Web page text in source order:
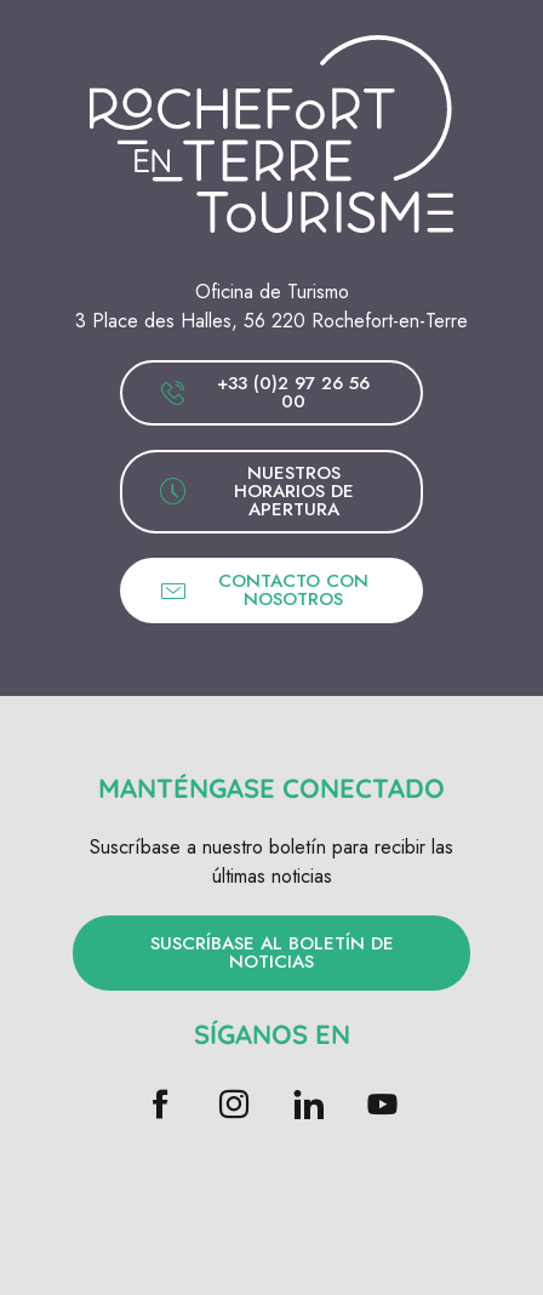
Oficina de Turismo
3 Place des Halles, 56 220 Rochefort-en-Terre
+33 (0)2 97 26 56
00
NUESTROS
HORARIOS DE
APERTURA
CONTACTO CON
NOSOTROS
MANTÉNGASE CONECTADO
Suscríbase a nuestro boletín para recibir las
últimas noticias
SUSCRÍBASE AL BOLETÍN DE
NOTICIAS
SÍGANOS EN